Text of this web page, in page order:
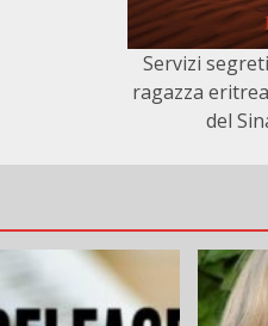
Servizi
ragazza
del